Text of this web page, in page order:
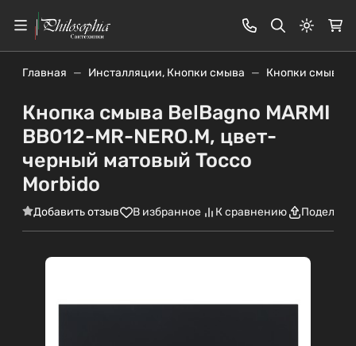
Главная Инсталляции, Кнопки смыва Кнопки смыва
Кнопка смыва BelBagno MARMI
BB012-MR-NERO.M, цвет-
черный матовый Tocco
Morbido
Добавить отзыв В избранное К сравнению